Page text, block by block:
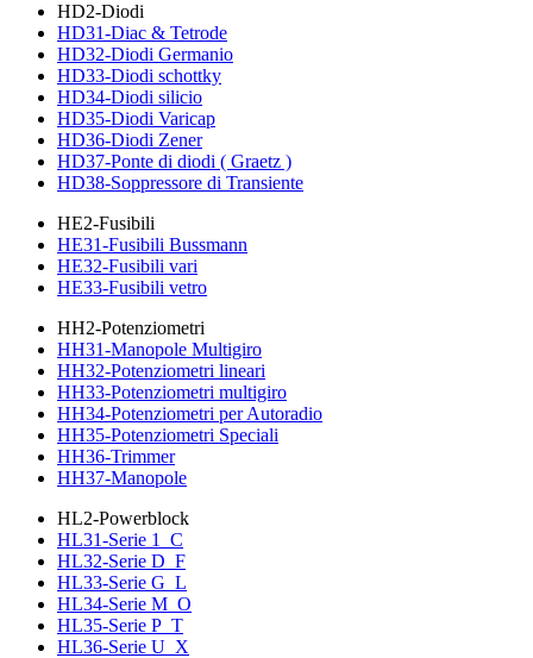
HD2-Diodi
HD31-Diac & Tetrode
HD32-Diodi Germanio
HD33-Diodi schottky
HD34-Diodi silicio
HD35-Diodi Varicap
HD36-Diodi Zener
HD37-Ponte di diodi ( Graetz )
HD38-Soppressore di Transiente
HE2-Fusibili
HE31-Fusibili Bussmann
HE32-Fusibili vari
HE33-Fusibili vetro
HH2-Potenziometri
HH31-Manopole Multigiro
HH32-Potenziometri lineari
HH33-Potenziometri multigiro
HH34-Potenziometri per Autoradio
HH35-Potenziometri Speciali
HH36-Trimmer
HH37-Manopole
HL2-Powerblock
HL31-Serie 1_C
HL32-Serie D_F
HL33-Serie G_L
HL34-Serie M_O
HL35-Serie P_T
HL36-Serie U_X